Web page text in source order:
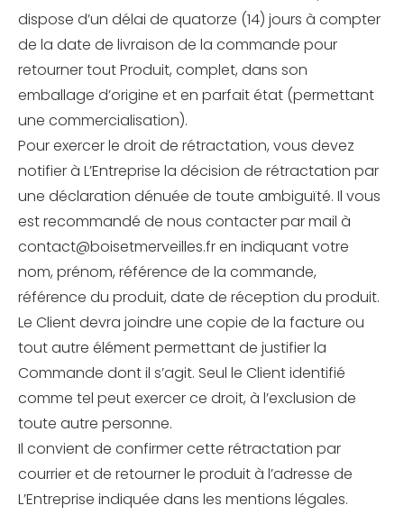
dispose d’un délai de quatorze (14) jours à compter
de la date de livraison de la commande pour
retourner tout Produit, complet, dans son
emballage d’origine et en parfait état (permettant
une commercialisation).
Pour exercer le droit de rétractation, vous devez
notifier à L’Entreprise la décision de rétractation par
une déclaration dénuée de toute ambiguïté. Il vous
est recommandé de nous contacter par mail à
contact@boisetmerveilles.fr en indiquant votre
nom, prénom, référence de la commande,
référence du produit, date de réception du produit.
Le Client devra joindre une copie de la facture ou
tout autre élément permettant de justifier la
Commande dont il s’agit. Seul le Client identifié
comme tel peut exercer ce droit, à l’exclusion de
toute autre personne.
Il convient de confirmer cette rétractation par
courrier et de retourner le produit à l’adresse de
L’Entreprise indiquée dans les mentions légales.